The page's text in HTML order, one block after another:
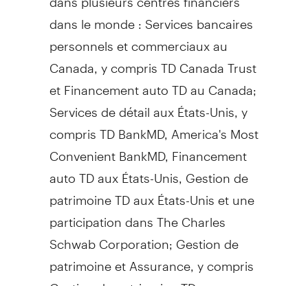
dans le monde : Services bancaires
personnels et commerciaux au
Canada , y compris TD Canada Trust
et Financement auto TD au Canada;
Services de détail aux États-Unis, y
compris TD BankMD, America's Most
Convenient BankMD, Financement
auto TD aux États-Unis, Gestion de
patrimoine TD aux États-Unis et une
participation dans The Charles
Schwab Corporation;Gestion de
patrimoine et Assurance, y compris